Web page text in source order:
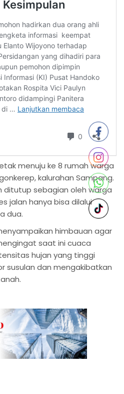
menuju ke 8 rumah warga
kalurahan Sampang.
ditutup sebagian oleh warga
jalan hanya bisa dilalui
dua.
himbauan agar
saat ini cuaca
hujan yang tinggi
susulan dan mengakibatkan